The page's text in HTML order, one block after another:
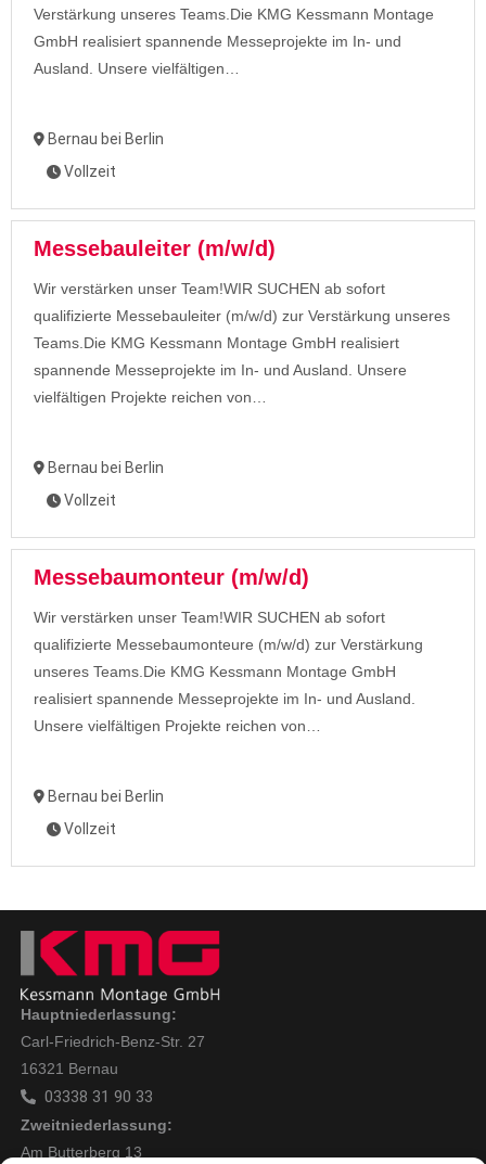
Verstärkung unseres Teams.Die KMG Kessmann Montage
GmbH realisiert spannende Messeprojekte im In- und
Ausland. Unsere vielfältigen…
Bernau bei Berlin
Vollzeit
Messebauleiter (m/w/d)
Wir verstärken unser Team!WIR SUCHEN ab sofort
qualifizierte Messebauleiter (m/w/d) zur Verstärkung unseres
Teams.Die KMG Kessmann Montage GmbH realisiert
spannende Messeprojekte im In- und Ausland. Unsere
vielfältigen Projekte reichen von…
Bernau bei Berlin
Vollzeit
Messebaumonteur (m/w/d)
Wir verstärken unser Team!WIR SUCHEN ab sofort
qualifizierte Messebaumonteure (m/w/d) zur Verstärkung
unseres Teams.Die KMG Kessmann Montage GmbH
realisiert spannende Messeprojekte im In- und Ausland.
Unsere vielfältigen Projekte reichen von…
Bernau bei Berlin
Vollzeit
Hauptniederlassung:
Carl-Friedrich-Benz-Str. 27
16321 Bernau
03338 31 90 33
Zweitniederlassung:
Am Butterberg 13